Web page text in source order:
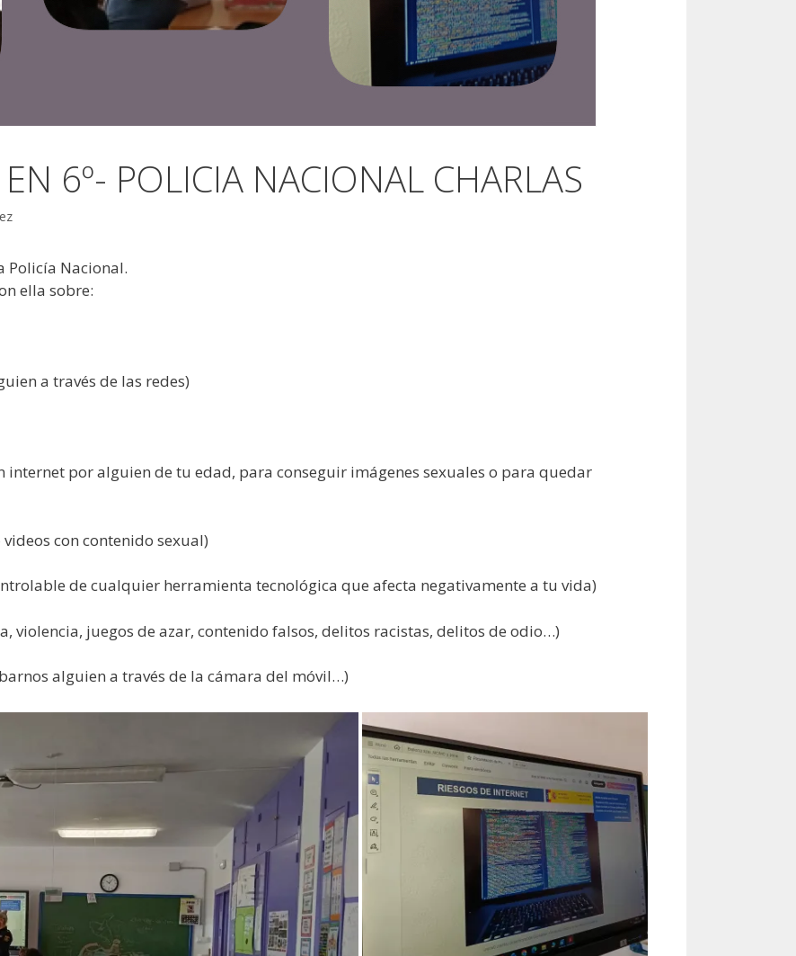
6º- POLICIA NACIONAL CHARLAS
Policía Nacional.
ella sobre:
a través de las redes)
internet por alguien de tu edad, para conseguir imágenes sexuales o para quedar
con contenido sexual)
de cualquier herramienta tecnológica que afecta negativamente a tu vida)
violencia, juegos de azar, contenido falsos, delitos racistas, delitos de odio…)
alguien a través de la cámara del móvil…)